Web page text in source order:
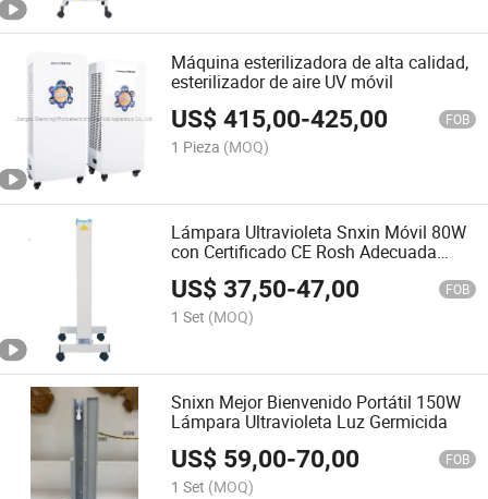
Máquina esterilizadora de alta calidad,
esterilizador de aire UV móvil
US$415,00-425,00 FOB
1 Pieza (MOQ)
Lámpara Ultravioleta Snxin Móvil 80W
con Certificado CE Rosh Adecuada
para el Hogar
US$37,50-47,00 FOB
1 Set (MOQ)
Snixn Mejor Bienvenido Portátil 150W
Lámpara Ultravioleta Luz Germicida
US$ 59,00-70,00 FOB
1 Set (MOQ)